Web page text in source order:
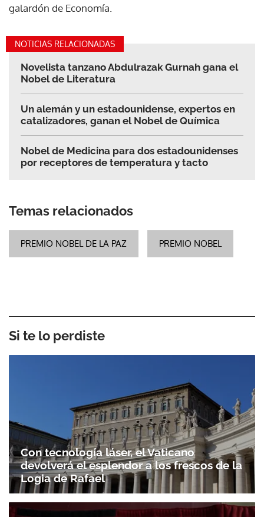
galardón de Economía.
NOTICIAS RELACIONADAS
Novelista tanzano Abdulrazak Gurnah gana el
Nobel de Literatura
Un alemán y un estadounidense, expertos en
catalizadores, ganan el Nobel de Química
Nobel de Medicina para dos estadounidenses
por receptores de temperatura y tacto
Temas relacionados
PREMIO NOBEL DE LA PAZ PREMIO NOBEL
Si te lo perdiste
Con tecnología láser, el Vaticano
devolverá el esplendor a los frescos de la
Logia de Rafael